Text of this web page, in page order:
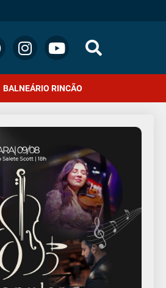
BALNEÁRIO RINCÃO